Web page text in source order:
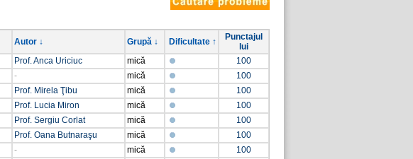
Autor ↓ Grupă ↓ Dificultate ↑
Punctajul
lui
Prof. Anca Uriciuc mică
100
- mică
100
Prof. Mirela Ţibu mică
100
Prof. Lucia Miron mică
100
Prof. Sergiu Corlat mică
100
Prof. Oana Butnaraşu mică
100
- mică
100